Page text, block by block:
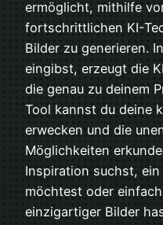
ermöglicht, mithilfe
fortschrittlichen KI-
Bilder zu generieren.
eingibst, erzeugt die
die genau zu deinem
Tool kannst du deine
erwecken und die
Möglichkeiten
Inspiration suchst,
möchtest oder
einzigartiger Bilder